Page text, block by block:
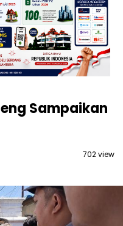
Sampaikan
702 view